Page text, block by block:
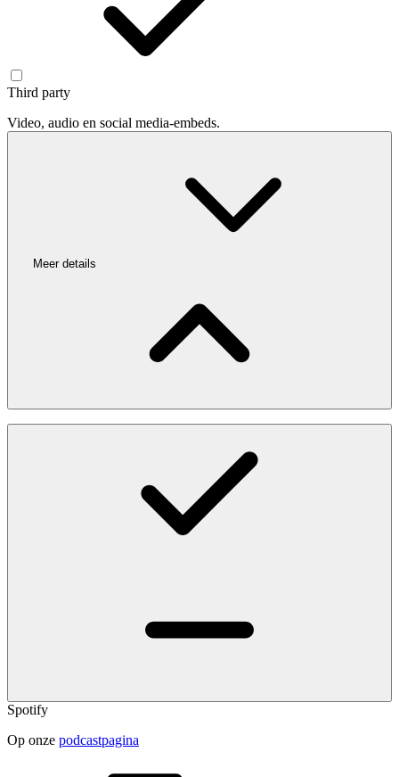
Third party
Video, audio en social media-embeds.
Meer details
Spotify
Op onze podcastpagina